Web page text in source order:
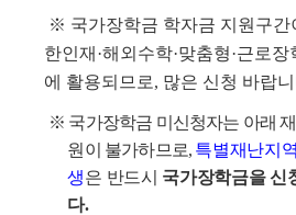
※ 국가장학금 학자금 지원구간
한인재·해외수학·맞춤형·근로
에 활용되므로, 많은 신청 바랍
※ 국가장학금 미신청자는 아래
원이 불가하므로, 특별재난지
생은 반드시 국가장학금을 신
다.